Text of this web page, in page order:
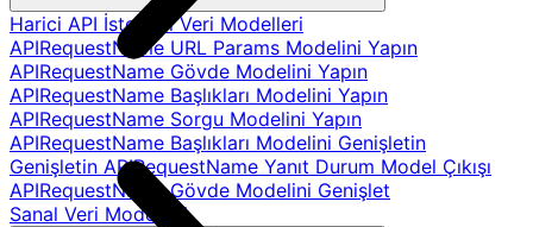
Harici API İstekleri Veri Modelleri
APIRequestName URL Params Modelini Yapın
APIRequestName Gövde Modelini Yapın
APIRequestName Başlıkları Modelini Yapın
APIRequestName Sorgu Modelini Yapın
APIRequestName Başlıkları Modelini Genişletin
Genişletin APIRequestName Yanıt Durum Model Çıkışı
APIRequestName Gövde Modelini Genişlet
Sanal Veri Modelleri